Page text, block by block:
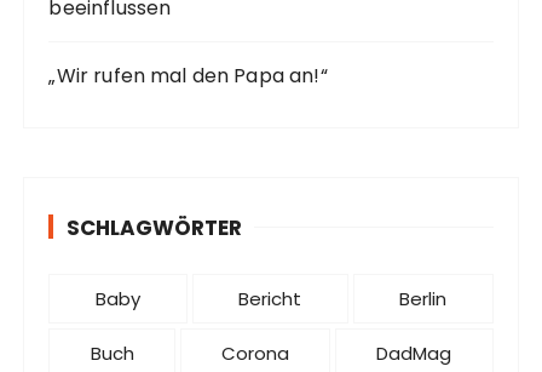
beeinflussen
„Wir rufen mal den Papa an!“
SCHLAGWÖRTER
Baby Bericht Berlin
Buch Corona DadMag